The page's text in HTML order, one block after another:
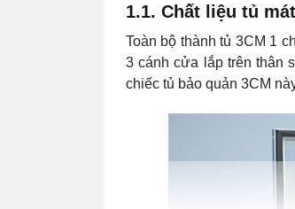
1.1. Chất liệu tủ
Toàn bộ thành tủ 3CM 1
3 cánh cửa lắp trên thân
chiếc tủ bảo quản 3CM